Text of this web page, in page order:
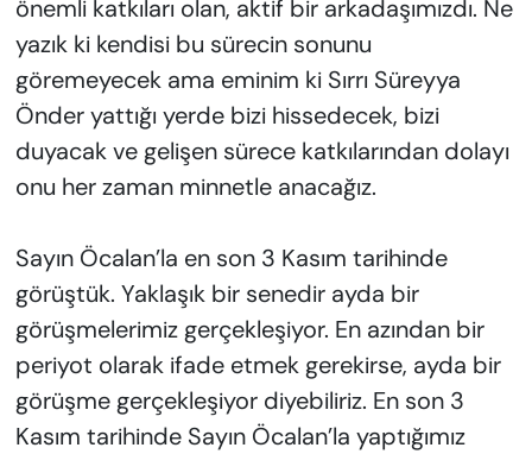
önemli katkıları olan, aktif bir arkadaşımızdı. Ne
yazık ki kendisi bu sürecin sonunu
göremeyecek ama eminim ki Sırrı Süreyya
Önder yattığı yerde bizi hissedecek, bizi
duyacak ve gelişen sürece katkılarından dolayı
onu her zaman minnetle anacağız.
Sayın Öcalan’la en son 3 Kasım tarihinde
görüştük. Yaklaşık bir senedir ayda bir
görüşmelerimiz gerçekleşiyor. En azından bir
periyot olarak ifade etmek gerekirse, ayda bir
görüşme gerçekleşiyor diyebiliriz. En son 3
Kasım tarihinde Sayın Öcalan’la yaptığımız